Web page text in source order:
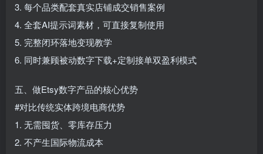
3. 每个品类配套真实店铺成交销售案例
4. 全套AI提示词素材，可直接复制使用
5. 完整闭环落地变现教学
6. 同时兼顾被动数字下载+定制接单双盈利模式
五、做Etsy数字产品的核心优势
#对比传统实体跨境电商优势
1. 无需囤货、零库存压力
2. 不产生国际物流成本